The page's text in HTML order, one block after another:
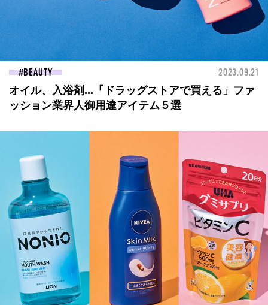
BEAUTY 2023.09.21
オイル、入浴剤...「ドラッグストアで買える」ファ
ッション業界人御用達アイテム５選